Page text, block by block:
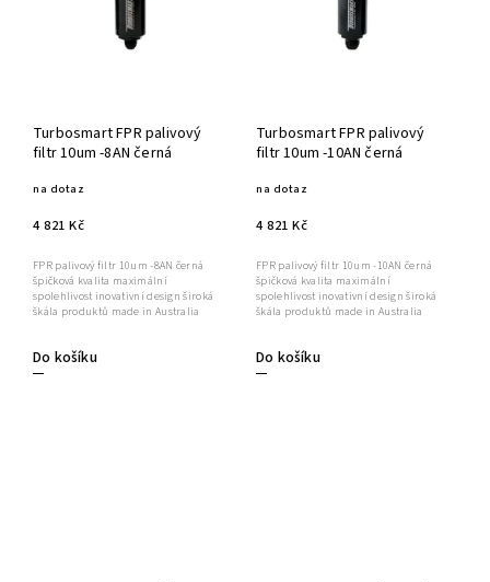
Turbosmart FPR palivový
filtr 10um -8AN černá
na dotaz
4 821 Kč
Do košíku
FPR palivový filtr 10um -8AN černá
špičková kvalita maximální
spolehlivost inovativní design široká
škála produktů made in Australia
Turbosmart FPR palivový
filtr 10um -10AN černá
na dotaz
4 821 Kč
Do košíku
FPR palivový filtr 10um -10AN černá
špičková kvalita maximální
spolehlivost inovativní design široká
škála produktů made in Australia